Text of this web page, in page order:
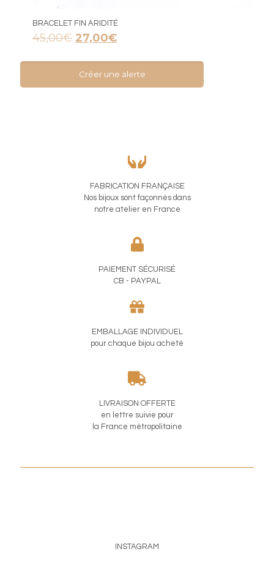
BRACELET FIN ARIDITÉ
45,00€ Le
initial
était :
27,00€Le
actuel
est :
Créer une alerte
FABRICATION FRANÇAISE
Nos bijoux sont façonnés dans
notre atelier en France
PAIEMENT SÉCURISÉ
CB - PAYPAL
EMBALLAGE INDIVIDUEL
pour chaque bijou acheté
LIVRAISON OFFERTE
en lettre suivie pour
la France métropolitaine
INSTAGRAM